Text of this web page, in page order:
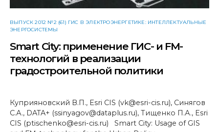
ВЫПУСК 2012 №2 (61) ГИС В ЭЛЕКТРОЭНЕРГЕТИКЕ: ИНТЕЛЛЕКТУАЛЬНЫЕ
ЭНЕРГОСИСТЕМЫ
Smart City: применение ГИС- и FM-
технологий в реализации
градостроительной политики
Куприяновский В.П., Esri CIS (vk@esri-cis.ru), Синягов
С.А., DATA+ (ssinyagov@dataplus.ru), Тищенко П.А., Esri
CIS (ptischenko@esri-cis.ru) Smart City: Usage of GIS